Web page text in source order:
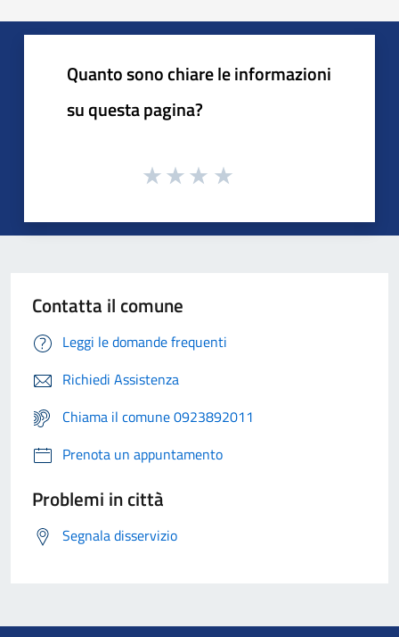
Quanto sono chiare le informazioni
su questa pagina?
Contatta il comune
Leggi le domande frequenti
Richiedi Assistenza
Chiama il comune 0923892011
Prenota un appuntamento
Problemi in città
Segnala disservizio